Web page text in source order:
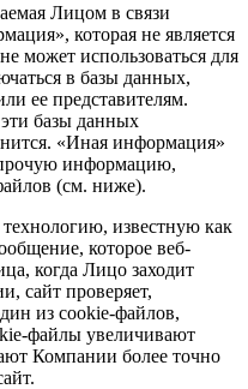
Лицом в связи
которая не является
может использоваться для
в базы данных,
ее представителям.
базы данных
«Иная информация»
информацию,
(см. ниже).
известную как
которое веб-
когда Лицо заходит
сайт проверяет,
из сookie-файлов,
файлы увеличивают
Компании более точно